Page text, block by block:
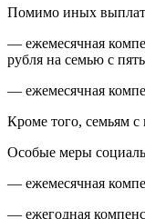
Помимо иных выплат
— ежемесячная
рубля на семью с
— ежемесячная
Кроме того, семьям с
Особые меры
— ежемесячная
— ежегодная